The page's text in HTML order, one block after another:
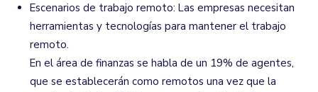
Escenarios de trabajo remoto: Las empresas necesitan
herramientas y tecnologías para mantener el trabajo
remoto.
En el área de finanzas se habla de un 19% de agentes,
que se establecerán como remotos una vez que la